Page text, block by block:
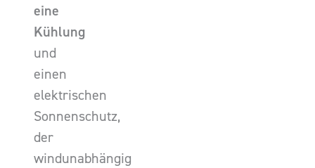
eine
Kühlung
und
einen
elektrischen
Sonnenschutz,
der
windunabhängig